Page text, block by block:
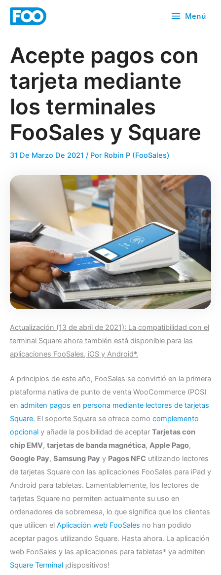
Menú
Acepte pagos con
tarjeta mediante
los terminales
FooSales y Square
31 De Marzo De 2021 / Por Robin P (FooSales)
Actualización (13 de abril de 2021): La compatibilidad con el
terminal Square ahora también está disponible para las
aplicaciones FooSales, iOS y Android*.
A principios de este año, FooSales se convirtió en la primera
plataforma nativa de punto de venta WooCommerce (POS)
en admiten pagos en persona mediante lectores de tarjetas
Square. El soporte Square se ofrece como complemento
opcional y añade la posibilidad de aceptar Tarjetas con
chip EMV, tarjetas de banda magnética, Apple Pago,
Google Pay, Samsung Pay y Pagos NFC utilizando lectores
de tarjetas Square con las aplicaciones FooSales para iPad y
Android para tabletas. Lamentablemente, los lectores de
tarjetas Square no permiten actualmente su uso en
ordenadores de sobremesa, lo que significa que los clientes
que utilicen el Aplicación web FooSales no han podido
aceptar pagos utilizando Square. Hasta ahora. La aplicación
web FooSales y las aplicaciones para tabletas* ya admiten
Square Terminal ¡dispositivos!